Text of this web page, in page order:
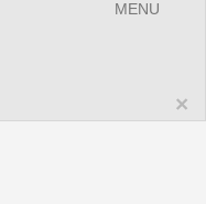
MENU
×